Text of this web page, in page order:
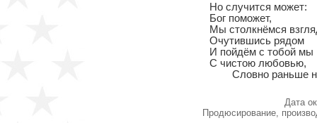
Но случится может:
Бог поможет,
Мы столкнёмся
Очутившись рядом
И пойдём с тобой мы
С чистою любовью,
Словно раньше
Дата
Продюсирование,